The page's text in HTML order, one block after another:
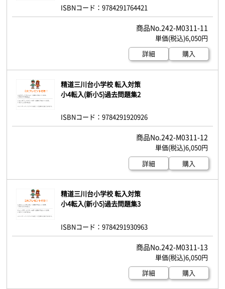
ISBNコード：9784291764421
242-M0311-11
6,050円
詳細
購入
精道三川台小学校 転入対策
小4転入(新小5)過去問題集2
ISBNコード：9784291920926
242-M0311-12
6,050円
詳細
購入
精道三川台小学校 転入対策
小4転入(新小5)過去問題集3
ISBNコード：9784291930963
242-M0311-13
6,050円
詳細
購入